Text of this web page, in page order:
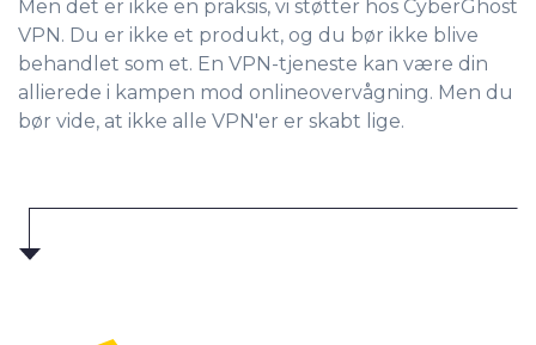
Men det er ikke en praksis, vi støtter hos CyberGhost
VPN. Du er ikke et produkt, og du bør ikke blive
behandlet som et. En VPN-tjeneste kan være din
allierede i kampen mod onlineovervågning. Men du
bør vide, at ikke alle VPN'er er skabt lige.